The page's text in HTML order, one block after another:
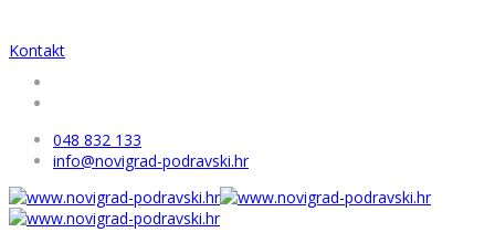
Kontakt
048 832 133
info@novigrad-podravski.hr